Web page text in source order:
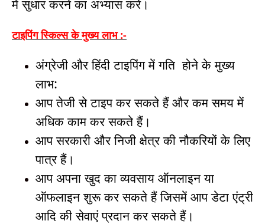
में सुधार करने का अभ्यास करें।
टाइपिंग स्किल्स के मुख्य लाभ :-
अंग्रेजी और हिंदी टाइपिंग में गति होने के मुख्य
लाभ:
आप तेजी से टाइप कर सकते हैं और कम समय में
अधिक काम कर सकते हैं।
आप सरकारी और निजी क्षेत्र की नौकरियों के लिए
पात्र हैं।
आप अपना खुद का व्यवसाय ऑनलाइन या
ऑफलाइन शुरू कर सकते हैं जिसमें आप डेटा एंट्री
आदि की सेवाएं प्रदान कर सकते हैं।